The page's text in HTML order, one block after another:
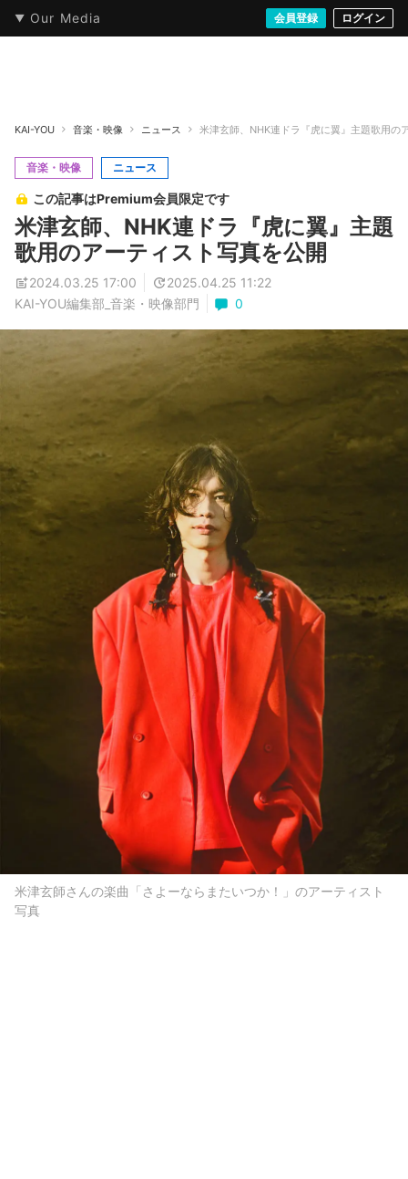
Our Media 会員登録 ログイン
本・文芸 情報化社会 音楽・映像 ゲームストリート
KAI-YOU 音楽・映像 ニュース 米津玄師、NHK連ドラ『虎に翼』主題歌用の
音楽・映像 ニュース
この記事はPremium会員限定です
米津玄師、NHK連ドラ『虎に翼』主題
歌用のアーティスト写真を公開
2024.03.25 17:00
2025.04.25 11:22
KAI-YOU編集部_音楽・映像部門
0
米津玄師さんの楽曲「さよーならまたいつか！」のアーティスト
写真